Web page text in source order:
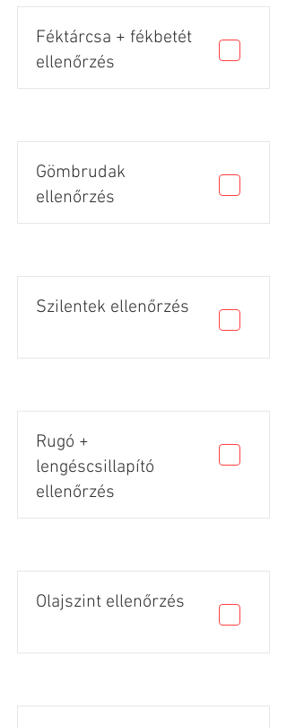
Féktárcsa + fékbetét
ellenőrzés
Gömbrudak
ellenőrzés
Szilentek ellenőrzés
Rugó +
lengéscsillapító
ellenőrzés
Olajszint ellenőrzés